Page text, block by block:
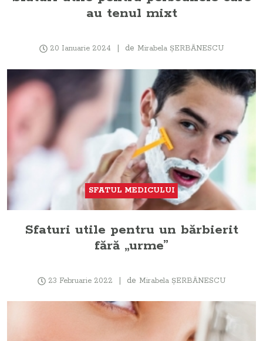
au tenul mixt
20 Ianuarie 2024 de Mirabela ŞERBĂNESCU
SFATUL MEDICULUI
Sfaturi utile pentru un bărbierit
fără „urme”
23 Februarie 2022 de Mirabela ŞERBĂNESCU